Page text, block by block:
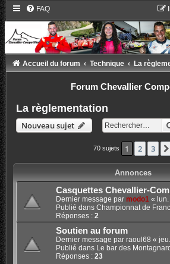
FAQ
Accueil du forum Technique La
Forum Chevallier
La règlementation
Nouveau sujet
70 sujets 1 2 3
Annonces
Casquettes Chevallier-
Dernier message par modo1«
Publié dans Championnat de
Réponses : 2
Soutien au forum
Dernier message par raoul68 «
Publié dans Le bar des
Réponses : 23